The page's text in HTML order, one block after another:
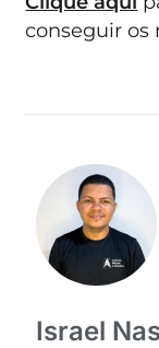
conseguir os
Israel